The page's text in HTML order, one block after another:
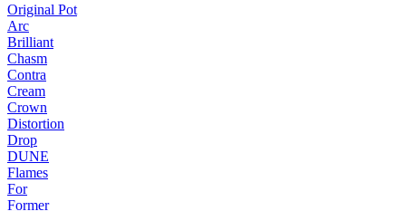
Original Pot
Arc
Brilliant
Chasm
Contra
Cream
Crown
Distortion
Drop
DUNE
Flames
For
Former